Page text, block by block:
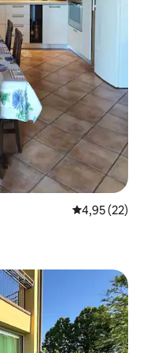
Prosječna
4,95 (22)